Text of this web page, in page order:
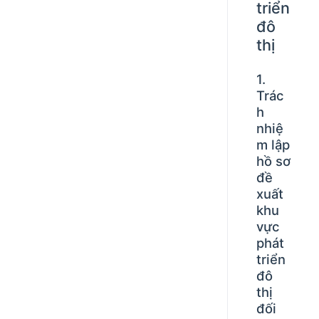
triển
đô
thị
1.
Trác
h
nhiệ
m lập
hồ sơ
đề
xuất
khu
vực
phát
triển
đô
thị
đối